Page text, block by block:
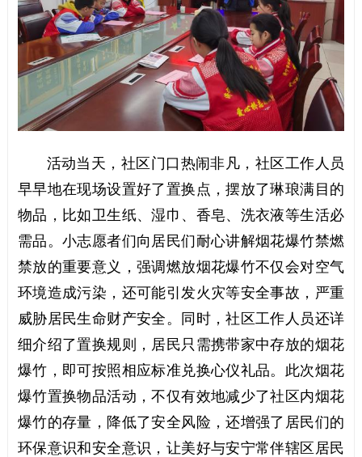
活动当天，社区门口热闹非凡，社区工作人员
早早地在现场设置好了置换点，摆放了琳琅满目的
物品，比如卫生纸、湿巾、香皂、洗衣液等生活必
需品。小志愿者们向居民们耐心讲解烟花爆竹禁燃
禁放的重要意义，强调燃放烟花爆竹不仅会对空气
环境造成污染，还可能引发火灾等安全事故，严重
威胁居民生命财产安全。同时，社区工作人员还详
细介绍了置换规则，居民只需携带家中存放的烟花
爆竹，即可按照相应标准兑换心仪礼品。此次烟花
爆竹置换物品活动，不仅有效地减少了社区内烟花
爆竹的存量，降低了安全风险，还增强了居民们的
环保意识和安全意识，让美好与安宁常伴辖区居民